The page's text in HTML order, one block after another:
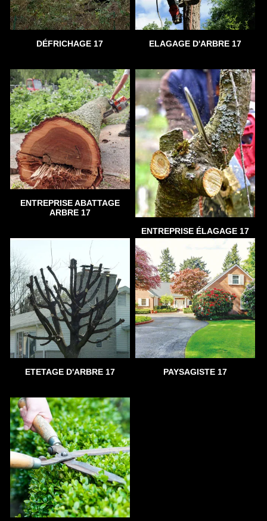
DÉFRICHAGE 17 ELAGAGE D'ARBRE 17
ENTREPRISE ABATTAGE
ARBRE 17
ENTREPRISE ÉLAGAGE 17
ETETAGE D'ARBRE 17 PAYSAGISTE 17